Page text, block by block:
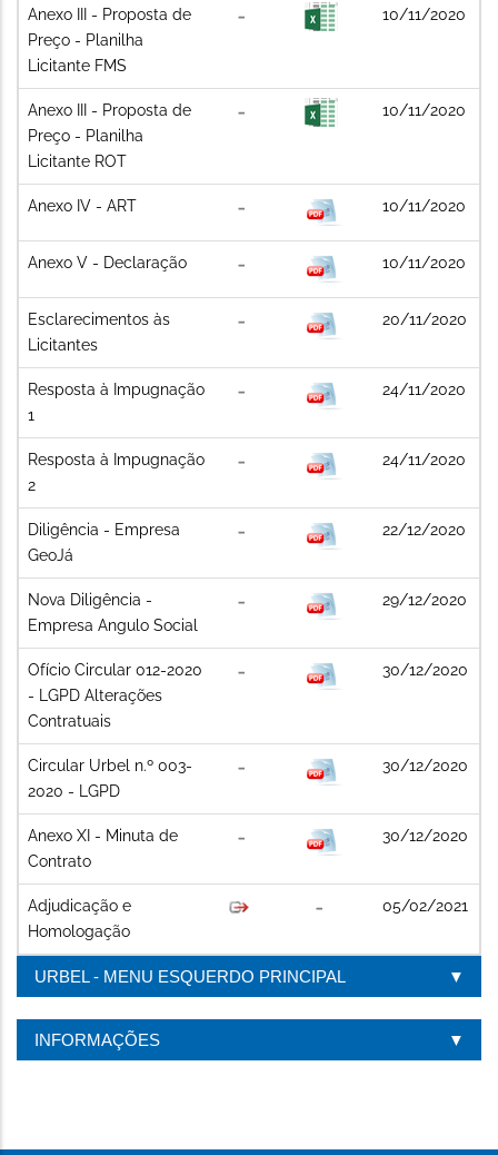
Anexo III - Proposta de
Preço - Planilha
Licitante FMS
10/11/2020
Anexo III - Proposta de
Preço - Planilha
Licitante ROT
10/11/2020
Anexo IV - ART 10/11/2020
Anexo V - Declaração 10/11/2020
Esclarecimentos às
Licitantes
20/11/2020
Resposta à Impugnação
1
24/11/2020
Resposta à Impugnação
2
24/11/2020
Diligência - Empresa
GeoJá
22/12/2020
Nova Diligência -
Empresa Angulo Social
29/12/2020
Ofício Circular 012-2020
- LGPD Alterações
Contratuais
30/12/2020
Circular Urbel n.º 003-
2020 - LGPD
30/12/2020
Anexo XI - Minuta de
Contrato
30/12/2020
Adjudicação e
Homologação
05/02/2021
URBEL - MENU ESQUERDO PRINCIPAL
INFORMAÇÕES